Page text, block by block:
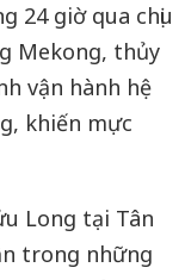
24 giờ qua chịu
Mekong, thủy
vận hành hệ
khiến mực
Long tại Tân
trong những